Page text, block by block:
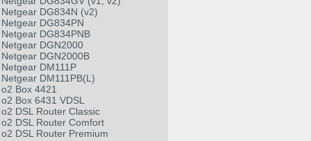
Netgear DG834N (v2)
Netgear DG834PN
Netgear DG834PNB
Netgear DGN2000
Netgear DGN2000B
Netgear DM111P
Netgear DM111PB(L)
o2 Box 4421
o2 Box 6431 VDSL
o2 DSL Router Classic
o2 DSL Router Comfort
o2 DSL Router Premium